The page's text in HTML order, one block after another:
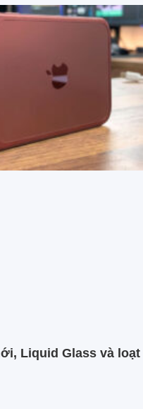
Liquid Glass và loạt